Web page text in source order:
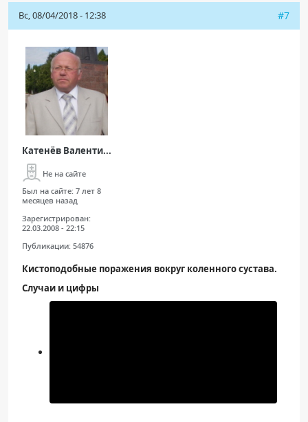
Вс, 08/04/2018 - 12:38 #7
Катенёв Валенти...
Не на сайте
Был на сайте: 7 лет 8
месяцев назад
Зарегистрирован:
22.03.2008 - 22:15
Публикации: 54876
Кистоподобные поражения вокруг коленного сустава.
Случаи и цифры